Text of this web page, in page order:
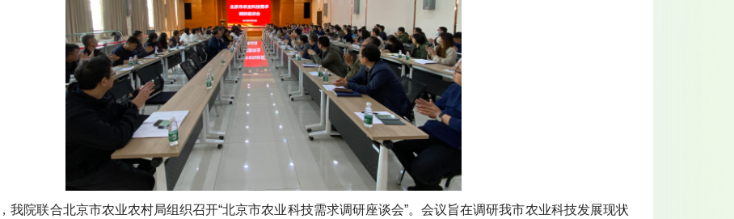
我院联合北京市农业农村局组织召开“北京市农业科技需求调研座谈会”。会议旨在调研我市农业科技发展现状